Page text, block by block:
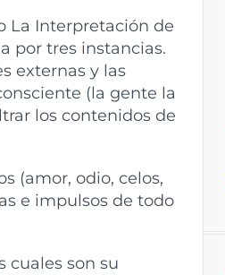
La Interpretación de
por tres instancias.
externas y las
(la gente la
los contenidos de
(amor, odio, celos,
e impulsos de todo
cuales son su